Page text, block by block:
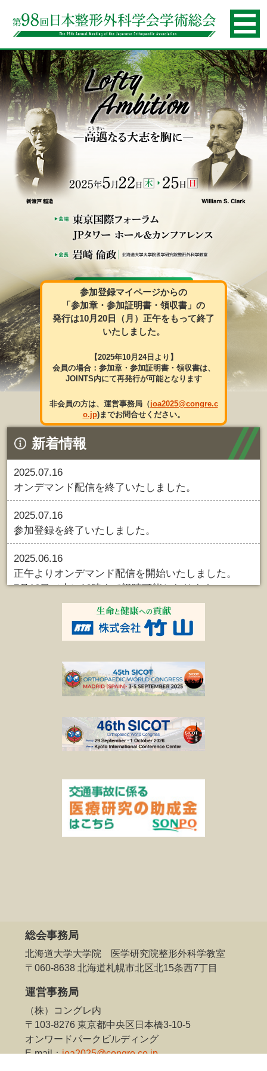
2010年以来
15年ぶり東京現地開催‼
参加登録マイページからの
「参加章・参加証明書・領収書」の
発行は10月20日（月）正午をもって終了
いたしました。
【2025年10月24日より】
会員の場合：参加章・参加証明書・領収書は、
JOINTS内にて再発行が可能となります
非会員の方は、運営事務局（joa2025@congre.c
o.jp)までお問合せください。
新着情報
2025.07.16
オンデマンド配信を終了いたしました。
2025.07.16
参加登録を終了いたしました。
2025.06.16
正午よりオンデマンド配信を開始いたしました。
7月16日（水）16時まで視聴可能となります。
会期後参加登録を開始しました。
2025.06.02
スポーツ大会
の結果を掲載しました。
2025.05.21
本日正午より会期中参加登録を開始しました。
事前参加登録の受付は終了しました。
2025.05.07
参加者へのご案内を更新しました。
急遽決定‼スペシャル企画⚽
2025.04.11
オンライン電子抄録サービス「MICEnavi」
ました。
総会事務局
北海道大学大学院 医学研究院整形外科学教室
〒060-8638 北海道札幌市北区北15条西7丁目
運営事務局
（株）コングレ内
〒103-8276 東京都中央区日本橋3-10-5
オンワードパークビルディング
E-mail：joa2025@congre.co.jp